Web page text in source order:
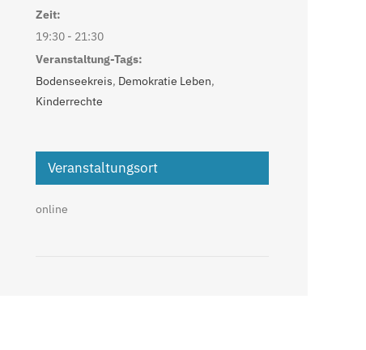
Zeit:
19:30 - 21:30
Veranstaltung-Tags:
Bodenseekreis, Demokratie Leben,
Kinderrechte
Veranstaltungsort
online